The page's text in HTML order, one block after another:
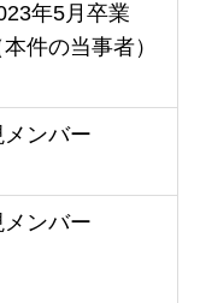
年5月卒業
本件の当事者）
メンバー
メンバー